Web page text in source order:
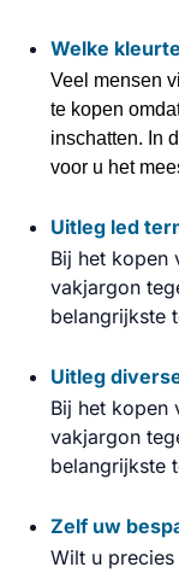
Welke
Veel mensen
te kopen
inschatten. In
voor u het
Uitleg led
Bij het kopen
vakjargon
belangrijkste
Uitleg
Bij het kopen
vakjargon
belangrijkste
Zelf uw
Wilt u